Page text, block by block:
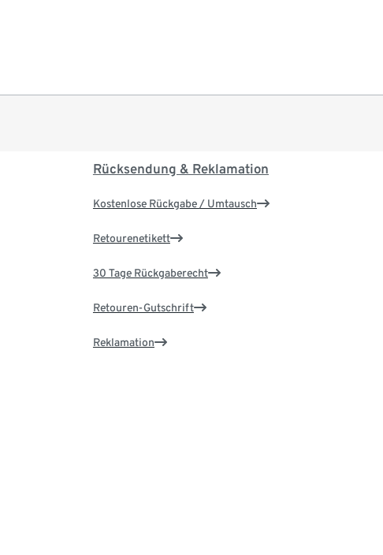
Rücksendung & Reklamation
Kostenlose Rückgabe / Umtausch
Retourenetikett
30 Tage Rückgaberecht
Retouren-Gutschrift
Reklamation